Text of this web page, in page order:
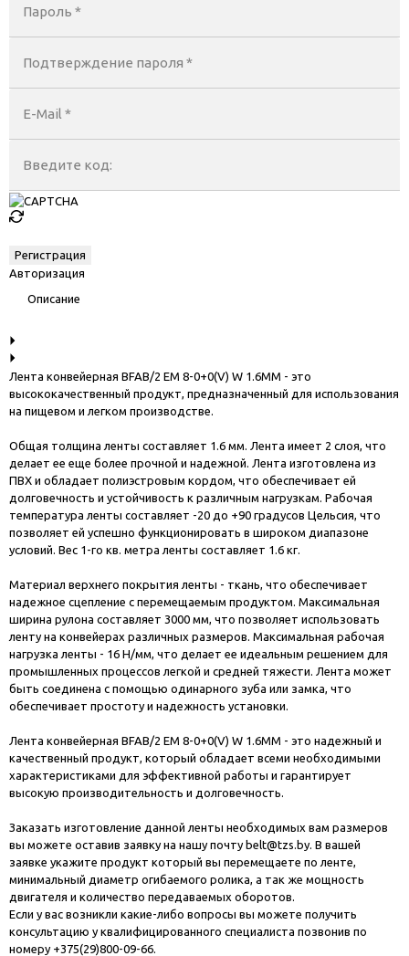
Пароль *
Подтверждение пароля *
E-Mail *
Введите код:
Авторизация
Описание
Лента конвейерная BFAB/2 EM 8-0+0(V) W 1.6MM - это
высококачественный продукт, предназначенный для использования
на пищевом и легком производстве.
Общая толщина ленты составляет 1.6 мм. Лента имеет 2 слоя, что
делает ее еще более прочной и надежной. Лента изготовлена из
ПВХ и обладает полиэстровым кордом, что обеспечивает ей
долговечность и устойчивость к различным нагрузкам. Рабочая
температура ленты составляет -20 до +90 градусов Цельсия, что
позволяет ей успешно функционировать в широком диапазоне
условий. Вес 1-го кв. метра ленты составляет 1.6 кг.
Материал верхнего покрытия ленты - ткань, что обеспечивает
надежное сцепление с перемещаемым продуктом. Максимальная
ширина рулона составляет 3000 мм, что позволяет использовать
ленту на конвейерах различных размеров. Максимальная рабочая
нагрузка ленты - 16 Н/мм, что делает ее идеальным решением для
промышленных процессов легкой и средней тяжести. Лента может
быть соединена с помощью одинарного зуба или замка, что
обеспечивает простоту и надежность установки.
Лента конвейерная BFAB/2 EM 8-0+0(V) W 1.6MM - это надежный и
качественный продукт, который обладает всеми необходимыми
характеристиками для эффективной работы и гарантирует
высокую производительность и долговечность.
Заказать изготовление данной ленты необходимых вам размеров
вы можете оставив заявку на нашу почту belt@tzs.by. В вашей
заявке укажите продукт который вы перемещаете по ленте,
минимальный диаметр огибаемого ролика, а так же мощность
двигателя и количество передаваемых оборотов.
Если у вас возникли какие-либо вопросы вы можете получить
консультацию у квалифицированного специалиста позвонив по
номеру +375(29)800-09-66.